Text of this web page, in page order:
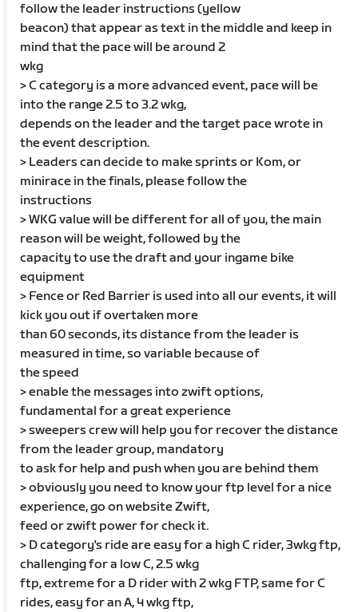
follow the leader instructions (yellow
beacon) that appear as text in the middle and keep in
mind that the pace will be around 2
wkg
> C category is a more advanced event, pace will be
into the range 2.5 to 3.2 wkg,
depends on the leader and the target pace wrote in
the event description.
> Leaders can decide to make sprints or Kom, or
minirace in the finals, please follow the
instructions
> WKG value will be different for all of you, the main
reason will be weight, followed by the
capacity to use the draft and your ingame bike
equipment
> Fence or Red Barrier is used into all our events, it will
kick you out if overtaken more
than 60 seconds, its distance from the leader is
measured in time, so variable because of
the speed
> enable the messages into zwift options,
fundamental for a great experience
> sweepers crew will help you for recover the distance
from the leader group, mandatory
to ask for help and push when you are behind them
> obviously you need to know your ftp level for a nice
experience, go on website Zwift,
feed or zwift power for check it.
> D category's ride are easy for a high C rider, 3wkg ftp,
challenging for a low C, 2.5 wkg
ftp, extreme for a D rider with 2 wkg FTP, same for C
rides, easy for an A, 4 wkg ftp,